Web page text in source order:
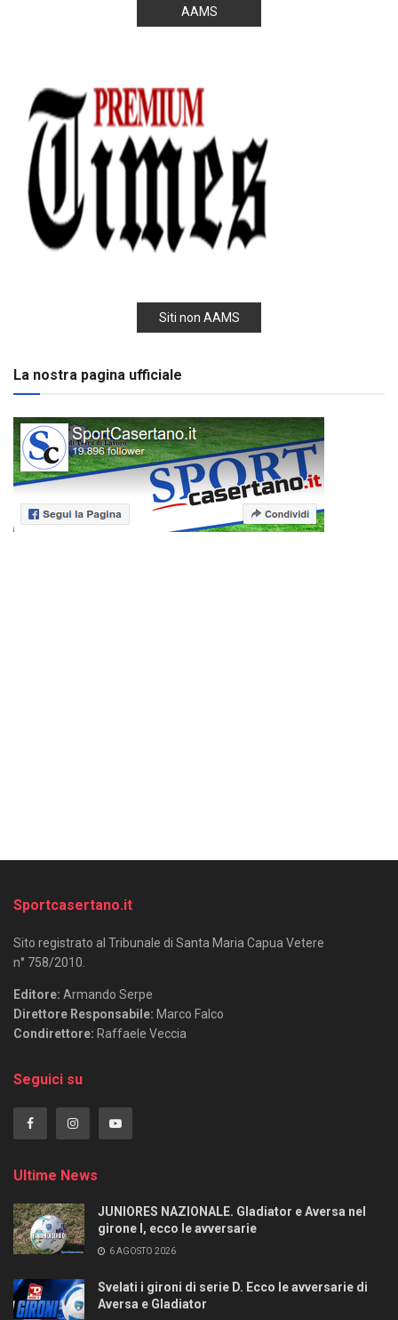
AAMS
Siti non AAMS
La nostra pagina ufficiale
Sportcasertano.it
Sito registrato al Tribunale di Santa Maria Capua Vetere
n° 758/2010.
Editore: Armando Serpe
Direttore Responsabile: Marco Falco
Condirettore: Raffaele Veccia
Seguici su
Ultime News
JUNIORES NAZIONALE. Gladiator e Aversa nel
girone I, ecco le avversarie
6 AGOSTO 2026
Svelati i gironi di serie D. Ecco le avversarie di
Aversa e Gladiator